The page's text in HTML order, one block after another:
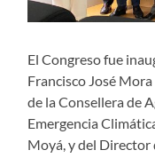
El Congreso fue
Francisco José
de la Consellera de
Emergencia
Moyá, y del Director